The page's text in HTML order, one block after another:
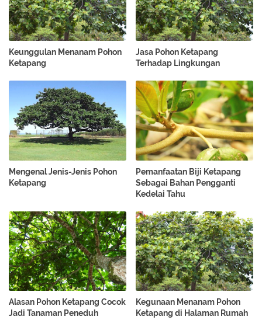
Keunggulan Menanam Pohon
Ketapang
Jasa Pohon Ketapang
Terhadap Lingkungan
Mengenal Jenis-Jenis Pohon
Ketapang
Pemanfaatan Biji Ketapang
Sebagai Bahan Pengganti
Kedelai Tahu
Alasan Pohon Ketapang Cocok
Jadi Tanaman Peneduh
Kegunaan Menanam Pohon
Ketapang di Halaman Rumah